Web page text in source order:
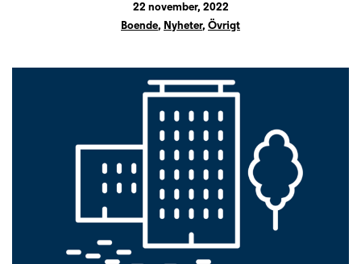
22 november, 2022
Boende, Nyheter, Övrigt